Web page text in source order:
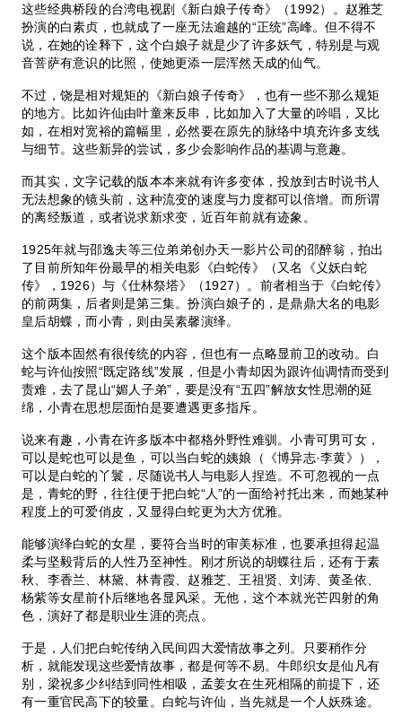
这些经典桥段的台湾电视剧《新白娘子传奇》（1992）。赵雅芝
扮演的白素贞，也就成了一座无法逾越的“正统”高峰。但不得不
说，在她的诠释下，这个白娘子就是少了许多妖气，特别是与观
音菩萨有意识的比照，使她更添一层浑然天成的仙气。
不过，饶是相对规矩的《新白娘子传奇》，也有一些不那么规矩
的地方。比如许仙由叶童来反串，比如加入了大量的吟唱，又比
如，在相对宽裕的篇幅里，必然要在原先的脉络中填充许多支线
与细节。这些新异的尝试，多少会影响作品的基调与意趣。
而其实，文字记载的版本本来就有许多变体，投放到古时说书人
无法想象的镜头前，这种流变的速度与力度都可以倍增。而所谓
的离经叛道，或者说求新求变，近百年前就有迹象。
1925年就与邵逸夫等三位弟弟创办天一影片公司的邵醉翁，拍出
了目前所知年份最早的相关电影《白蛇传》（又名《义妖白蛇
传》，1926）与《仕林祭塔》（1927）。前者相当于《白蛇传》
的前两集，后者则是第三集。扮演白娘子的，是鼎鼎大名的电影
皇后胡蝶，而小青，则由吴素馨演绎。
这个版本固然有很传统的内容，但也有一点略显前卫的改动。白
蛇与许仙按照“既定路线”发展，但是小青却因为跟许仙调情而受到
责难，去了昆山“媚人子弟”，要是没有“五四”解放女性思潮的延
绵，小青在思想层面怕是要遭遇更多指斥。
说来有趣，小青在许多版本中都格外野性难驯。小青可男可女，
可以是蛇也可以是鱼，可以当白蛇的姨娘（《博异志·李黄》），
可以是白蛇的丫鬟，尽随说书人与电影人捏造。不可忽视的一点
是，青蛇的野，往往便于把白蛇“人”的一面给衬托出来，而她某种
程度上的可爱俏皮，又显得白蛇更为大方优雅。
能够演绎白蛇的女星，要符合当时的审美标准，也要承担得起温
柔与坚毅背后的人性乃至神性。刚才所说的胡蝶往后，还有于素
秋、李香兰、林黛、林青霞、赵雅芝、王祖贤、刘涛、黄圣依、
杨紫等女星前仆后继地各显风采。无他，这个本就光芒四射的角
色，演好了都是职业生涯的亮点。
于是，人们把白蛇传纳入民间四大爱情故事之列。只要稍作分
析，就能发现这些爱情故事，都是何等不易。牛郎织女是仙凡有
别，梁祝多少纠结到同性相吸，孟姜女在生死相隔的前提下，还
有一重官民高下的较量。白蛇与许仙，当先就是一个人妖殊途。